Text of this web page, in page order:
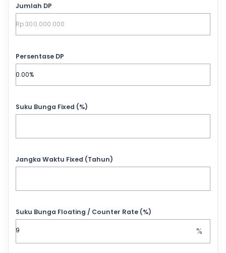
Jumlah DP
Persentase DP
Suku Bunga Fixed (%)
Jangka Waktu Fixed (Tahun)
Suku Bunga Floating / Counter Rate (%)
%